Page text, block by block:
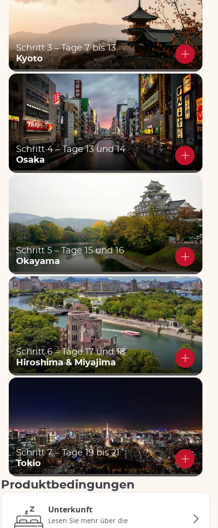
© Lucius Hunter
Omotesando Shibuya
© Daryan Shamkhali
© Calvin Wong
Schritt 3 – Tage 7 bis 13
Kyoto
© Kristin Wilson
Schritt 4 – Tage 13 und 14
Osaka
© Gena Okami
Schritt 5 – Tage 15 und 16
Okayama
© Austin Curtis
Schritt 6 – Tage 17 und 18
Hiroshima & Miyajima
© Desmond Tawiah
Schritt 7 – Tage 19 bis 21
Tokio
© Michael Demarco
Produktbedingungen
Unterkunft
Lesen Sie mehr über die